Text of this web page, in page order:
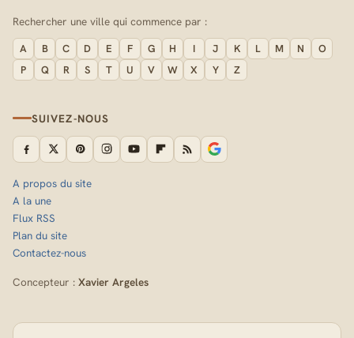
Rechercher une ville qui commence par :
A B C D E F G H I J K L M N
O
P
Q R S T U V W X Y Z
SUIVEZ-NOUS
A propos du site
A la une
Flux RSS
Plan du site
Contactez-nous
Concepteur : Xavier Argeles